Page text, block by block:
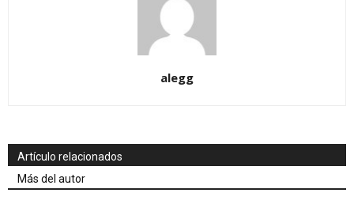
alegg
Artículo relacionados
Más del autor